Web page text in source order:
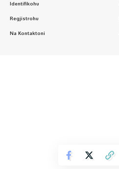
Identifikohu
Regjistrohu
Na Kontaktoni